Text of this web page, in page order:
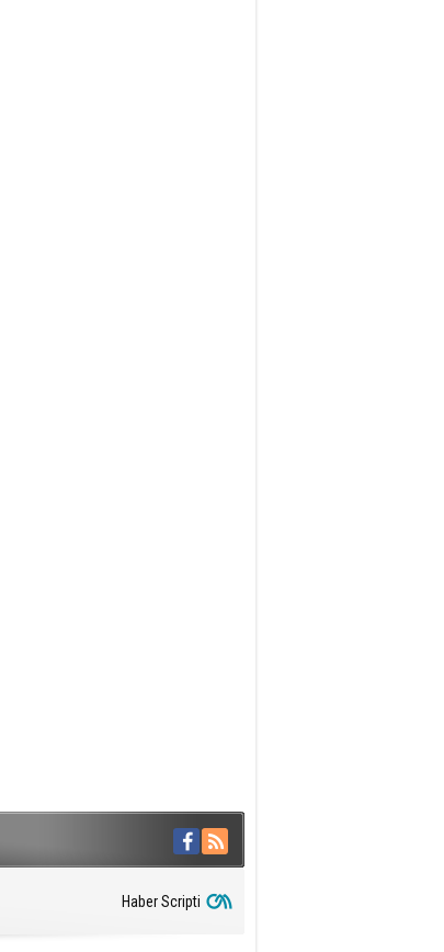
Haber Scripti